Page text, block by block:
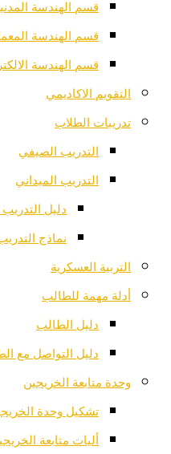
قسم الهندسة
قسم الهندسة
قسم الهندسة
التقويم الاكاديمي
تدريبات الطلاب
التدريب الصيفي
التدريب الميداني
دليل التدريب
نماذج
التربية العسكرية
أدلة مهمة للطالب
دليل الطالب
دليل التواصل مع
وحدة متابعة الخريجين
تشكيل وحدة
أليات متابعة